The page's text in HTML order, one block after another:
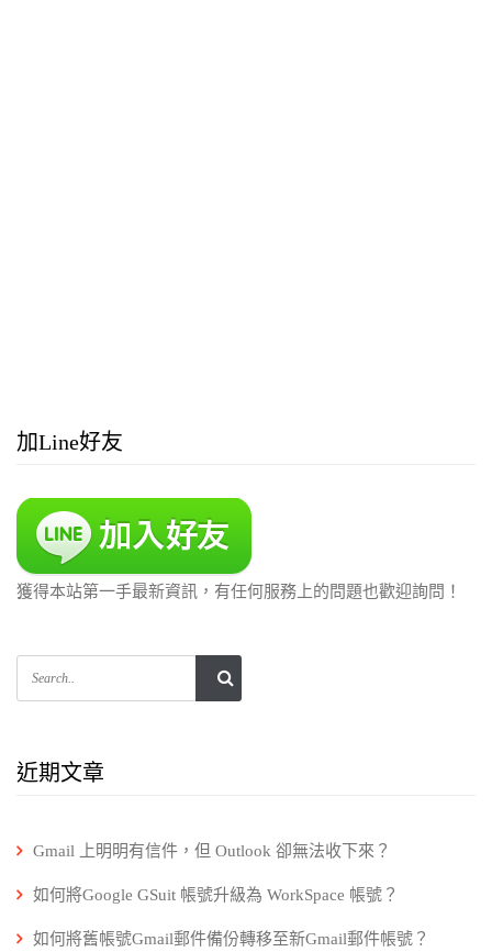
加Line好友
獲得本站第一手最新資訊，有任何服務上的問題也歡迎詢問！
近期文章
Gmail 上明明有信件，但 Outlook 卻無法收下來？
如何將Google GSuit 帳號升級為 WorkSpace 帳號？
如何將舊帳號Gmail郵件備份轉移至新Gmail郵件帳號？